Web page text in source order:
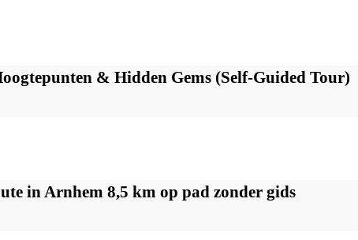
& Hidden Gems (Self-Guided Tour)
in Arnhem 8,5 km op pad zonder gids